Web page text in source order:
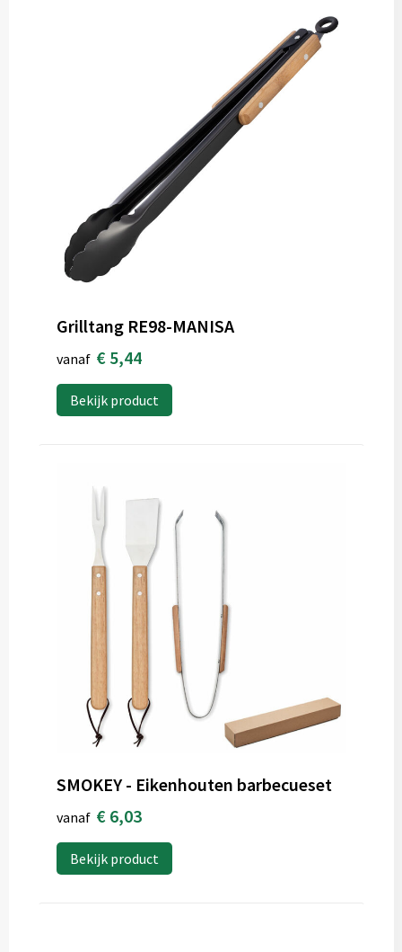
Grilltang RE98-MANISA
vanaf € 5,44
Bekijk product
SMOKEY - Eikenhouten barbecueset
vanaf € 6,03
Bekijk product